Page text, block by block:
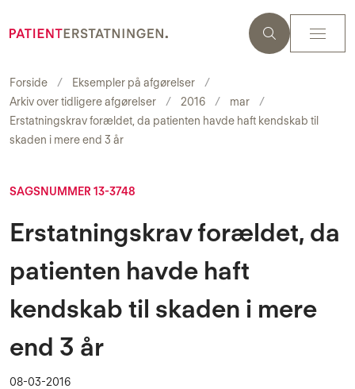
Forside
Eksempler på afgørelser
Arkiv over tidligere afgørelser
2016
mar
Erstatningskrav forældet, da patienten havde haft kendskab til
skaden i mere end 3 år
SAGSNUMMER 13-3748
Erstatningskrav forældet, da
patienten havde haft
kendskab til skaden i mere
end 3 år
08-03-2016